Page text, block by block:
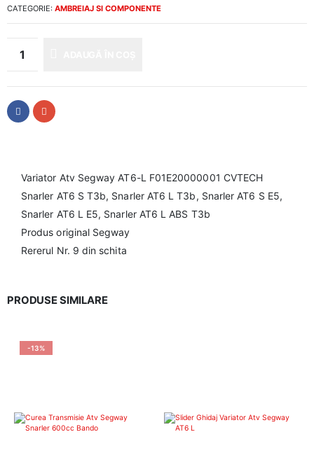
CATEGORIE: AMBREIAJ SI COMPONENTE
Variator Atv Segway AT6-L F01E20000001 CVTECH
Snarler AT6 S T3b, Snarler AT6 L T3b, Snarler AT6 S E5,
Snarler AT6 L E5, Snarler AT6 L ABS T3b
Produs original Segway
Rererul Nr. 9 din schita
PRODUSE SIMILARE
-13%